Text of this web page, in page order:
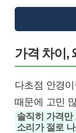
가격 차이,
다초점 안경
때문에 고민
솔직히 가격만
소리가 절로